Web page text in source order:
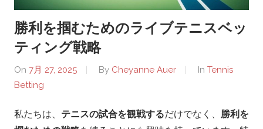
C
o
u
r
t
勝利を掴むためのライブテニスベッ
ティング戦略
On 7月 27, 2025 By Cheyanne Auer In Tennis
Betting
私たちは、 テニスの試合を観戦するだけでなく、 勝利を